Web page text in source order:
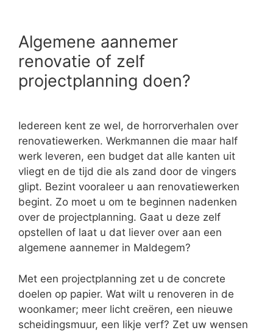
Algemene aannemer
renovatie of zelf
projectplanning doen?
Iedereen kent ze wel, de horrorverhalen over
renovatiewerken. Werkmannen die maar half
werk leveren, een budget dat alle kanten uit
vliegt en de tijd die als zand door de vingers
glipt. Bezint vooraleer u aan renovatiewerken
begint. Zo moet u om te beginnen nadenken
over de projectplanning. Gaat u deze zelf
opstellen of laat u dat liever over aan een
algemene aannemer in Maldegem?
Met een projectplanning zet u de concrete
doelen op papier. Wat wilt u renoveren in de
woonkamer; meer licht creëren, een nieuwe
scheidingsmuur, een likje verf? Zet uw wensen